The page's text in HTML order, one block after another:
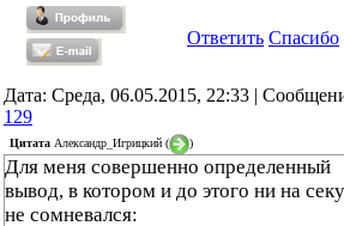
Ответить Спасибо
Дата: Среда, 06.05.2015, 22:33 |
129
Цитата Александр_Игрицкий ( )
Для меня совершенно определенный
вывод, в котором и до этого ни на
не сомневался: